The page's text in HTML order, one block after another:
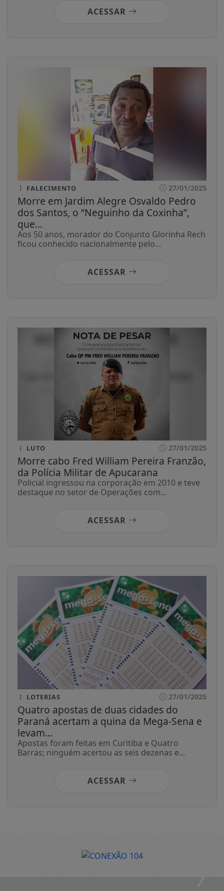
ACESSAR
FALECIMENTO 27/01/2025
Morre em Jardim Alegre Osvaldo Pedro
dos Santos, o “Neguinho da Coxinha”,
que...
Aos 50 anos, morador do Conjunto Glorinha Rech
ficou conhecido nacionalmente pelo...
ACESSAR
LUTO 27/01/2025
Morre cabo Fred William Pereira Franzão,
da Polícia Militar de Apucarana
Policial ingressou na corporação em 2010 e teve
destaque no setor de Operações com...
ACESSAR
LOTERIAS 27/01/2025
Quatro apostas de duas cidades do
Paraná acertam a quina da Mega-Sena e
levam...
Apostas foram feitas em Curitiba e Quatro
Barras; ninguém acertou as seis dezenas e...
ACESSAR